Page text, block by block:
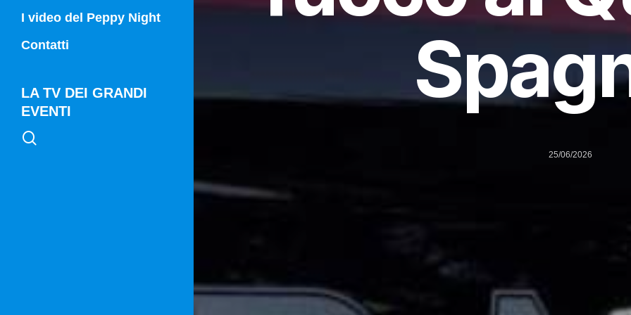
Campania Sport
I video del Peppy Night
Contatti
LA TV DEI GRANDI
EVENTI
25/06/2026